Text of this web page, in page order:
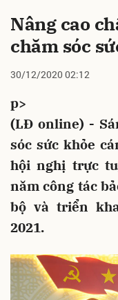
Nâng cao
chăm sóc
30/12/2020 02:12
p>
(LĐ online) -
sóc sức khỏe
hội nghị trực
năm công tác
bộ và triển
2021.